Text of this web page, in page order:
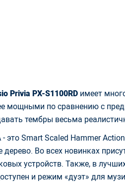
Privia PX-S1100RD​ имеет
мощными по сравнению с
тембры весьма
- это Smart Scaled Hammer
дерево. Во всех новинках
устройств. Также, в
и режим «дуэт» для